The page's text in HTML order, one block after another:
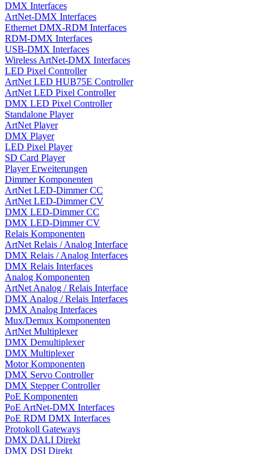
DMX Interfaces
ArtNet-DMX Interfaces
Ethernet DMX-RDM Interfaces
RDM-DMX Interfaces
USB-DMX Interfaces
Wireless ArtNet-DMX Interfaces
LED Pixel Controller
ArtNet LED HUB75E Controller
ArtNet LED Pixel Controller
DMX LED Pixel Controller
Standalone Player
ArtNet Player
DMX Player
LED Pixel Player
SD Card Player
Player Erweiterungen
Dimmer Komponenten
ArtNet LED-Dimmer CC
ArtNet LED-Dimmer CV
DMX LED-Dimmer CC
DMX LED-Dimmer CV
Relais Komponenten
ArtNet Relais / Analog Interface
DMX Relais / Analog Interfaces
DMX Relais Interfaces
Analog Komponenten
ArtNet Analog / Relais Interface
DMX Analog / Relais Interfaces
DMX Analog Interfaces
Mux/Demux Komponenten
ArtNet Multiplexer
DMX Demultiplexer
DMX Multiplexer
Motor Komponenten
DMX Servo Controller
DMX Stepper Controller
PoE Komponenten
PoE ArtNet-DMX Interfaces
PoE RDM DMX Interfaces
Protokoll Gateways
DMX DALI Direkt
DMX DSI Direkt